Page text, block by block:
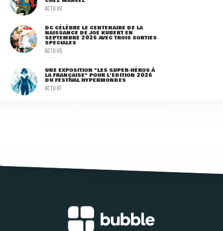
ACTU VO
DC CÉLÈBRE LE CENTENAIRE DE LA
NAISSANCE DE JOE KUBERT EN
SEPTEMBRE 2026 AVEC TROIS SORTIES
SPÉCIALES
ACTU VO
UNE EXPOSITION "LES SUPER-HÉROS À
LA FRANÇAISE" POUR L'ÉDITION 2026
DU FESTIVAL HYPERMONDES
ACTU VF